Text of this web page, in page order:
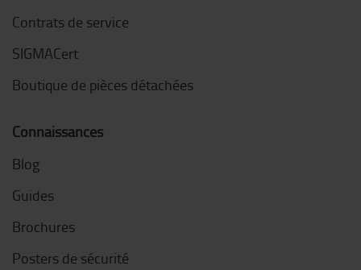
Contrats de service
SIGMACert
Boutique de pièces détachées
Connaissances
Blog
Guides
Brochures
Posters de sécurité